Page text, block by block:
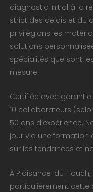
diagnostic initial à la
strict des délais et du
privilégions les
solutions
spécialités que sont
mesure.
Certifiée avec
10 collaborateurs
50 ans d’expérience.
jour via une formation
sur les tendances et
À Plaisance-du-
particulièrement